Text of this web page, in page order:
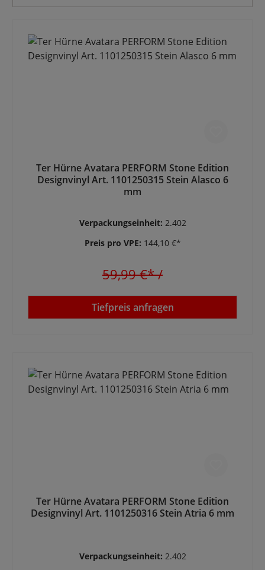
Ter Hürne Avatara PERFORM Stone Edition
Designvinyl Art. 1101250315 Stein Alasco 6
mm
Verpackungseinheit: 2.402
Preis pro VPE: 144,10 €*
59,99 €*/
Tiefpreis anfragen
Ter Hürne Avatara PERFORM Stone Edition
Designvinyl Art. 1101250316 Stein Atria 6 mm
Verpackungseinheit: 2.402